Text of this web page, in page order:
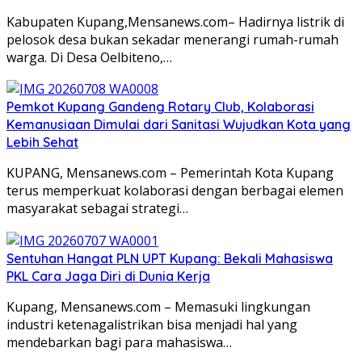
Kabupaten Kupang,Mensanews.com– Hadirnya listrik di
pelosok desa bukan sekadar menerangi rumah-rumah
warga. Di Desa Oelbiteno,…
Pemkot Kupang Gandeng Rotary Club, Kolaborasi
Kemanusiaan Dimulai dari Sanitasi Wujudkan Kota yang
Lebih Sehat
KUPANG, Mensanews.com – Pemerintah Kota Kupang
terus memperkuat kolaborasi dengan berbagai elemen
masyarakat sebagai strategi…
Sentuhan Hangat PLN UPT Kupang: Bekali Mahasiswa
PKL Cara Jaga Diri di Dunia Kerja
Kupang, Mensanews.com – Memasuki lingkungan
industri ketenagalistrikan bisa menjadi hal yang
mendebarkan bagi para mahasiswa…